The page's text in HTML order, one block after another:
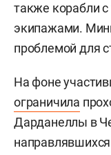
также корабли
экипажами.
проблемой для
На фоне
ограничила
Дарданеллы в